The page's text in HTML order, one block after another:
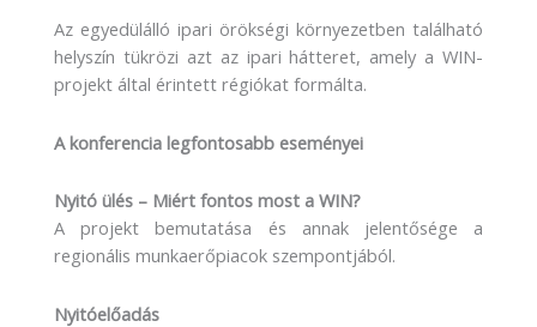
Az egyedülálló ipari örökségi környezetben található
helyszín tükrözi azt az ipari hátteret, amely a WIN-
projekt által érintett régiókat formálta.
A konferencia legfontosabb eseményei
Nyitó ülés – Miért fontos most a WIN?
A projekt bemutatása és annak jelentősége a
regionális munkaerőpiacok szempontjából.
Nyitóelőadás